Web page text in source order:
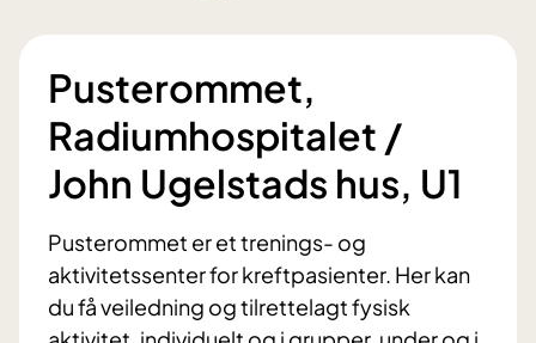
Pusterommet,
Radiumhospitalet /
John Ugelstads hus, U1
Pusterommet er et trenings- og
aktivitetssenter for kreftpasienter. Her kan
du få veiledning og tilrettelagt fysisk